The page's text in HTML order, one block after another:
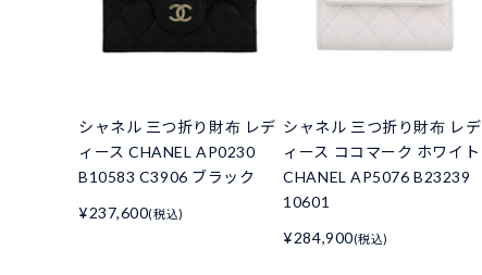
シャネル 三つ折り財布 レデ
ィース CHANEL AP0230
B10583 C3906 ブラック
¥237,600(税込)
シャネル 三つ折り財布 レデ
ィース ココマーク ホワイト
CHANEL AP5076 B23239
10601
¥284,900(税込)